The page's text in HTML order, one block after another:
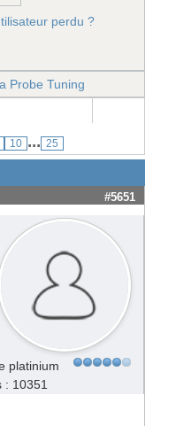
perdu ?
Probe Tuning
10 ... 25
#5651
platinium
: 10351